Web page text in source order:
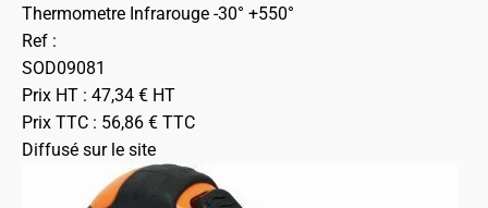
Thermometre Infrarouge -30° +550°
Ref :
SOD09081
Prix HT : 47,34 € HT
Prix TTC : 56,86 € TTC
Diffusé sur le site